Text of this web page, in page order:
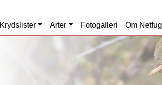
Krydslister Arter Fotogalleri Om Netfugl